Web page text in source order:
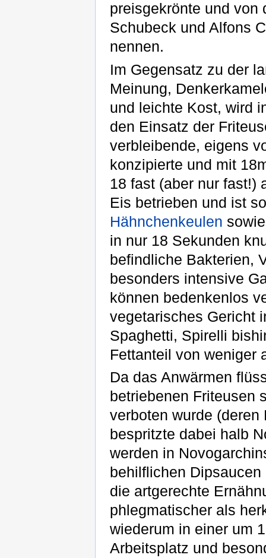
preisgekrönte und von
Schubeck und Alfons
nennen.
Im Gegensatz zu der
Meinung,
und leichte Kost, wird
den Einsatz der
verbleibende, eigens
konzipierte und mit
18 fast (aber nur fast!)
Eis betrieben und ist
Hähnchenkeulen
in nur 18 Sekunden
befindliche Bakterien,
besonders intensive
können bedenkenlos
vegetarisches Gericht
Spaghetti, Spirelli
Fettanteil von weniger
Da das Anwärmen
betriebenen Friteusen
verboten wurde
bespritzte dabei halb
werden in
behilflichen
die artgerechte
phlegmatischer als
wiederum in einer um
Arbeitsplatz und